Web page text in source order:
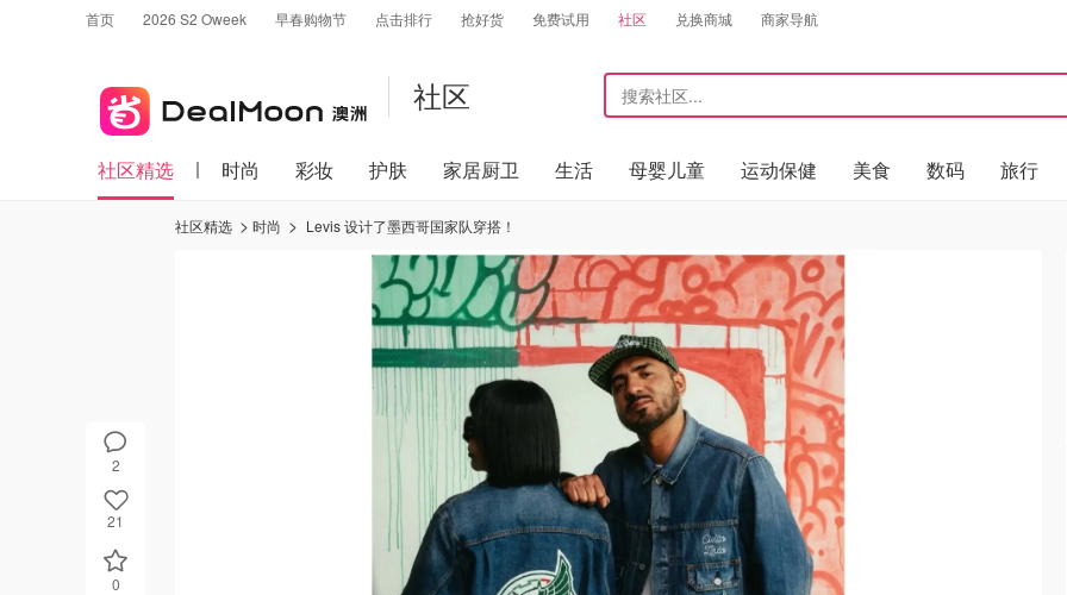
首页 2026 S2 Oweek 早春购物节 点击排行 抢好货 免费试用 社区 兑换商城 商家导航
社区
社区精选 时尚 彩妆 护肤 家居厨卫 生活 母婴儿童 运动保健 美食 数码 旅行
2
21
0
社区精选 时尚 Levis 设计了墨西哥国家队穿搭！